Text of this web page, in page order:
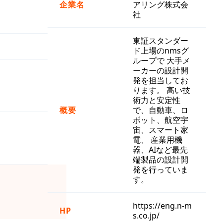
企業名
アリング株式会
社
概要
東証スタンダー
ド上場のnmsグ
ループで 大手メ
ーカーの設計開
発を担当してお
ります。 高い技
術力と安定性
で、自動車、ロ
ボット、航空宇
宙、スマート家
電、 産業用機
器、AIなど最先
端製品の設計開
発を行っていま
す。
HP
https://eng.n-m
s.co.jp/